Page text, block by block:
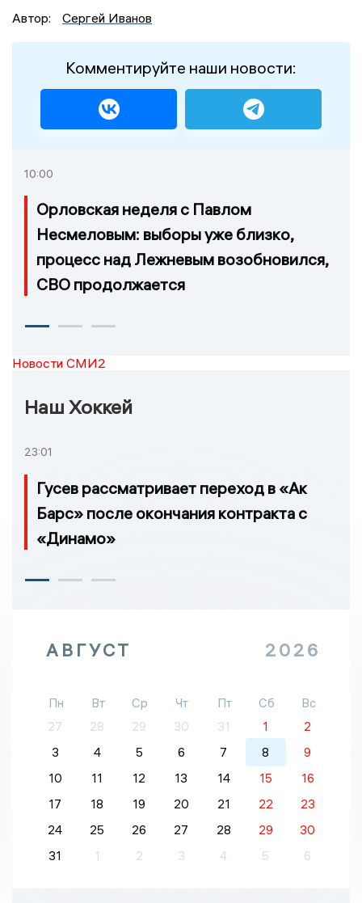
Автор: Сергей Иванов
Комментируйте наши новости:
10:00
Орловская неделя с Павлом
Несмеловым: выборы уже близко,
процесс над Лежневым возобновился,
СВО продолжается
Новости СМИ2
Наш Хоккей
23:01
Гусев рассматривает переход в «Ак
Барс» после окончания контракта с
«Динамо»
АВГУСТ 2026
Пн Вт Ср Чт Пт Сб
Вс
27
28 29 30 31 1
2
3
4 5 6 7 8
9
10
11 12 13 14 15
16
17
18 19 20 21 22
23
24
25 26 27 28 29
30
31
1 2 3 4 5 6